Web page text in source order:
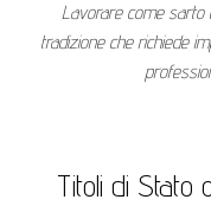
Lavorare come sarto
tradizione che richiede
Titoli di Stato